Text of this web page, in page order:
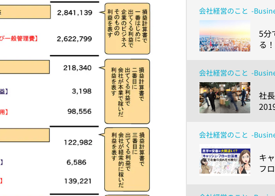
書
こ
新
攻
対
会社経営のこと -
​5分
る
こ
経
代
を
会社経営のこと -
社
～
た
画
会社経営のこと -
キ
フ